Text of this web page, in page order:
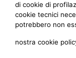
di cookie di
cookie tecnici
potrebbero non
nostra cookie